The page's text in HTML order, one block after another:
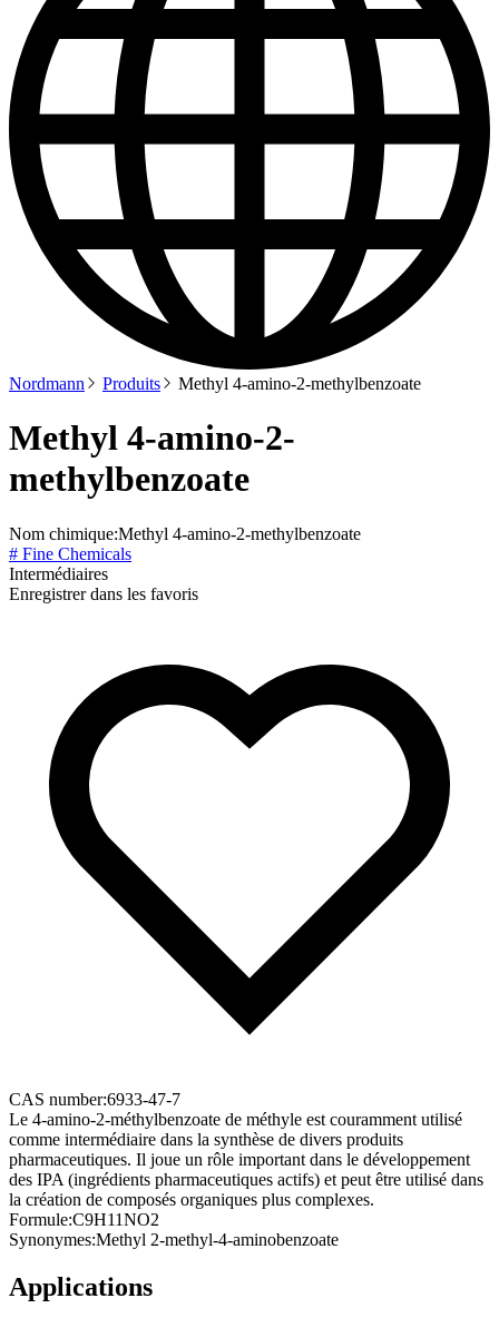
Nordmann Produits Methyl 4-amino-2-methylbenzoate
Methyl 4-amino-2-
methylbenzoate
Nom chimique:Methyl 4-amino-2-methylbenzoate
# Fine Chemicals
Intermédiaires
Enregistrer dans les favoris
CAS number:6933-47-7
Le 4-amino-2-méthylbenzoate de méthyle est couramment utilisé
comme intermédiaire dans la synthèse de divers produits
pharmaceutiques. Il joue un rôle important dans le développement
des IPA (ingrédients pharmaceutiques actifs) et peut être utilisé dans
la création de composés organiques plus complexes.
Formule:C9H11NO2
Synonymes:Methyl 2-methyl-4-aminobenzoate
Applications